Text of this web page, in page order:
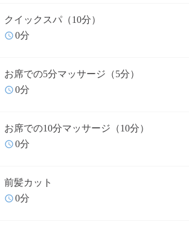
クイックスパ（10分）
0分
お席での5分マッサージ（5分）
0分
お席での10分マッサージ（10分）
0分
前髪カット
0分